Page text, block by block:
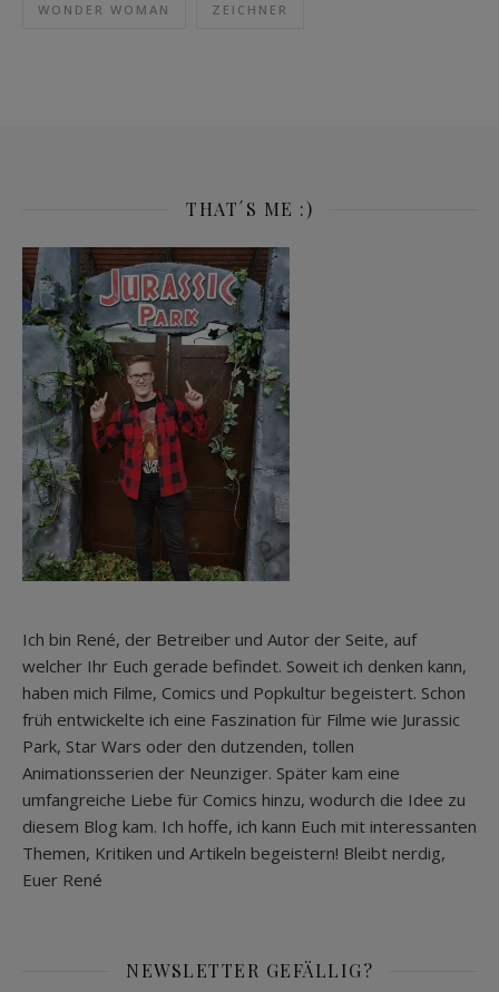
WONDER WOMAN ZEICHNER
THAT´S ME :)
Ich bin René, der Betreiber und Autor der Seite, auf
welcher Ihr Euch gerade befindet. Soweit ich denken kann,
haben mich Filme, Comics und Popkultur begeistert. Schon
früh entwickelte ich eine Faszination für Filme wie Jurassic
Park, Star Wars oder den dutzenden, tollen
Animationsserien der Neunziger. Später kam eine
umfangreiche Liebe für Comics hinzu, wodurch die Idee zu
diesem Blog kam. Ich hoffe, ich kann Euch mit interessanten
Themen, Kritiken und Artikeln begeistern! Bleibt nerdig,
Euer René
NEWSLETTER GEFÄLLIG?